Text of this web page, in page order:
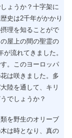
ょうか？十字架に
史は2千年がかかり
理を知ることがで
屋上の間の聖霊の
流れてきました。
。このヨーロッパ
は咲きました。多
陸を通して、キリ
でしょうか？
を野生のオリーブ
は時となり、真の